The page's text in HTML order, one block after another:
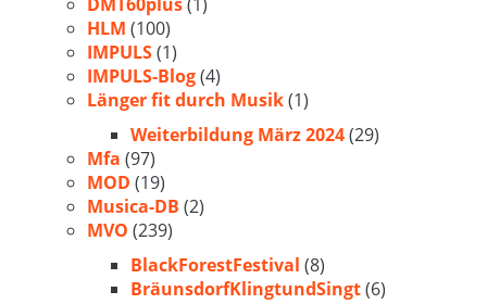
HLM (100)
IMPULS(1)
IMPULS-Blog(4)
Länger fit durch Musik(1)
Weiterbildung März 2024(29)
Mfa (97)
MOD (19)
Musica-DB (2)
MVO (239)
BlackForestFestival (8)
BräunsdorfKlingtundSingt(6)